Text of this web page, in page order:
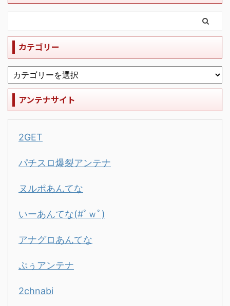
カテゴリー
アンテナサイト
2GET
パチスロ爆裂アンテナ
ヌルポあんてな
いーあんてな(#ﾟｗﾟ)
アナグロあんてな
ぷぅアンテナ
2chnabi